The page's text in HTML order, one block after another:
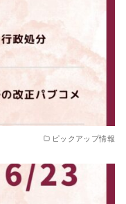
ピックアップ情報